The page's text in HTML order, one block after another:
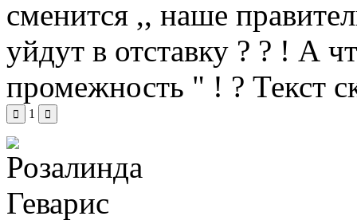
сменится ,, наше
уйдут в отставку ? ? ! А
промежность " ! ? Текст
1